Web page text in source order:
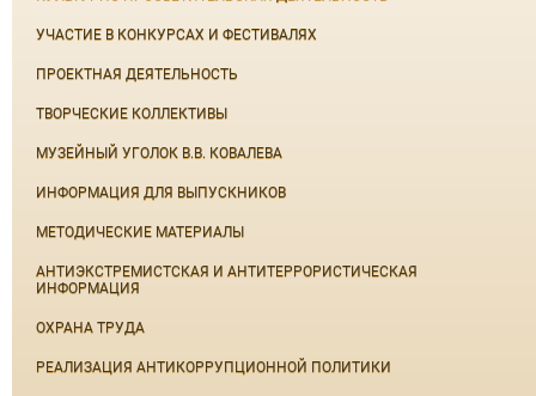
УЧАСТИЕ В КОНКУРСАХ И ФЕСТИВАЛЯХ
ПРОЕКТНАЯ ДЕЯТЕЛЬНОСТЬ
ТВОРЧЕСКИЕ КОЛЛЕКТИВЫ
МУЗЕЙНЫЙ УГОЛОК В.В. КОВАЛЕВА
ИНФОРМАЦИЯ ДЛЯ ВЫПУСКНИКОВ
МЕТОДИЧЕСКИЕ МАТЕРИАЛЫ
АНТИЭКСТРЕМИСТСКАЯ И АНТИТЕРРОРИСТИЧЕСКАЯ
ИНФОРМАЦИЯ
ОХРАНА ТРУДА
РЕАЛИЗАЦИЯ АНТИКОРРУПЦИОННОЙ ПОЛИТИКИ